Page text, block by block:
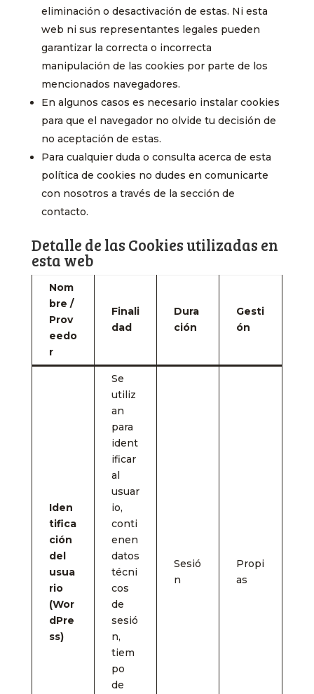
eliminación o desactivación de estas. Ni esta
web ni sus representantes legales pueden
garantizar la correcta o incorrecta
manipulación de las cookies por parte de los
mencionados navegadores.
En algunos casos es necesario instalar cookies
para que el navegador no olvide tu decisión de
no aceptación de estas.
Para cualquier duda o consulta acerca de esta
política de cookies no dudes en comunicarte
con nosotros a través de la sección de
contacto.
Detalle de las Cookies utilizadas en
esta web
Nom
bre /
Prov
eedo
r
Finali
dad
Dura
ción
Gesti
ón
Iden
tifica
ción
del
usua
rio
(Wor
dPre
ss)
Se
utiliz
an
para
ident
ificar
al
usuar
io,
conti
enen
datos
técni
cos
de
sesió
n,
tiem
po
de
Sesió
n
Propi
as